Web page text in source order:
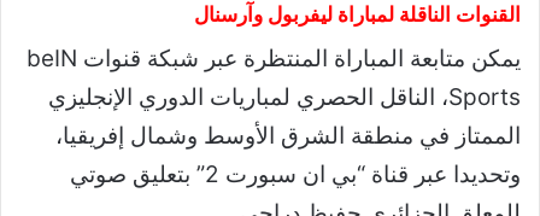
القنوات الناقلة لمباراة ليفربول وآرسنال
يمكن متابعة المباراة المنتظرة عبر شبكة قنوات beIN
Sports، الناقل الحصري لمباريات الدوري الإنجليزي
الممتاز في منطقة الشرق الأوسط وشمال إفريقيا،
وتحديدا عبر قناة “بي ان سبورت 2” بتعليق صوتي